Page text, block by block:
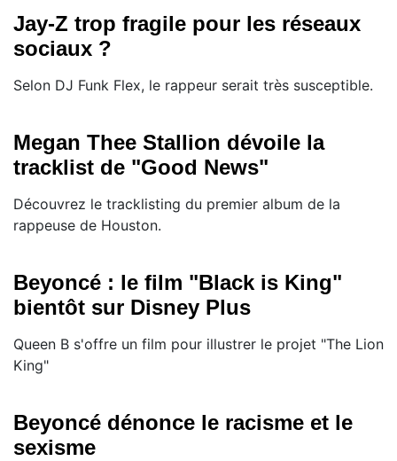
Jay-Z trop fragile pour les réseaux
sociaux ?
Selon DJ Funk Flex, le rappeur serait très susceptible.
Megan Thee Stallion dévoile la
tracklist de "Good News"
Découvrez le tracklisting du premier album de la
rappeuse de Houston.
Beyoncé : le film "Black is King"
bientôt sur Disney Plus
Queen B s'offre un film pour illustrer le projet "The Lion
King"
Beyoncé dénonce le racisme et le
sexisme